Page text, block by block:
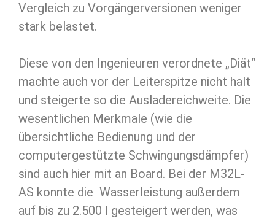
Vergleich zu Vorgängerversionen weniger
stark belastet.
Diese von den Ingenieuren verordnete „Diät“
machte auch vor der Leiterspitze nicht halt
und steigerte so die Ausladereichweite. Die
wesentlichen Merkmale (wie die
übersichtliche Bedienung und der
computergestützte Schwingungsdämpfer)
sind auch hier mit an Board. Bei der M32L-
AS konnte die Wasserleistung außerdem
auf bis zu 2.500 l gesteigert werden, was